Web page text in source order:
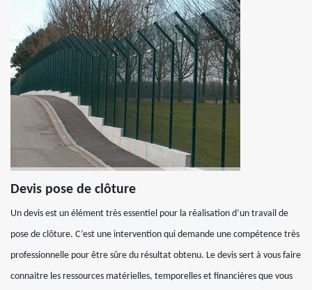
Devis pose de clôture
Un devis est un élément très essentiel pour la réalisation d’un travail de
pose de clôture. C’est une intervention qui demande une compétence très
professionnelle pour être sûre du résultat obtenu. Le devis sert à vous faire
connaitre les ressources matérielles, temporelles et financières que vous